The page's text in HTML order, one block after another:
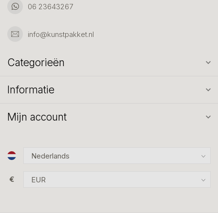
06 23643267
info@kunstpakket.nl
Categorieën
Informatie
Mijn account
€